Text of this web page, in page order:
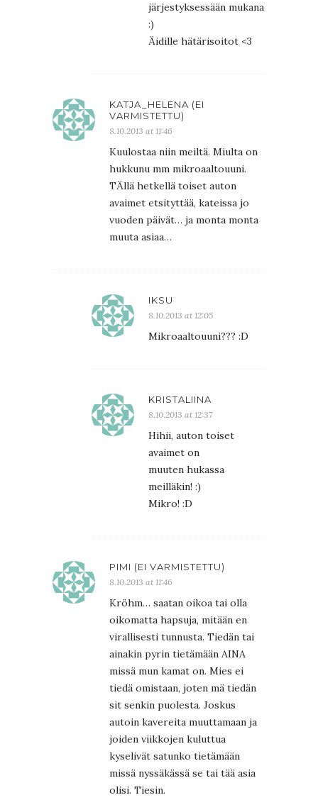
järjestyksessään mukana
:)
Äidille hätärisoitot <3
KATJA_HELENA (EI
VARMISTETTU)
8.10.2013 at 11:46
Kuulostaa niin meiltä. Miulta on
hukkunu mm mikroaaltouuni.
TÄllä hetkellä toiset auton
avaimet etsityttää, kateissa jo
vuoden päivät… ja monta monta
muuta asiaa…
IKSU
8.10.2013 at 12:05
Mikroaaltouuni??? :D
KRISTALIINA
8.10.2013 at 12:37
Hihii, auton toiset
avaimet on
muuten hukassa
meilläkin! :)
Mikro! :D
PIMI (EI VARMISTETTU)
8.10.2013 at 11:46
Kröhm… saatan oikoa tai olla
oikomatta hapsuja, mitään en
virallisesti tunnusta. Tiedän tai
ainakin pyrin tietämään AINA
missä mun kamat on. Mies ei
tiedä omistaan, joten mä tiedän
sit senkin puolesta. Joskus
autoin kavereita muuttamaan ja
joiden viikkojen kuluttua
kyselivät satunko tietämään
missä nyssäkässä se tai tää asia
olisi. Tiesin.